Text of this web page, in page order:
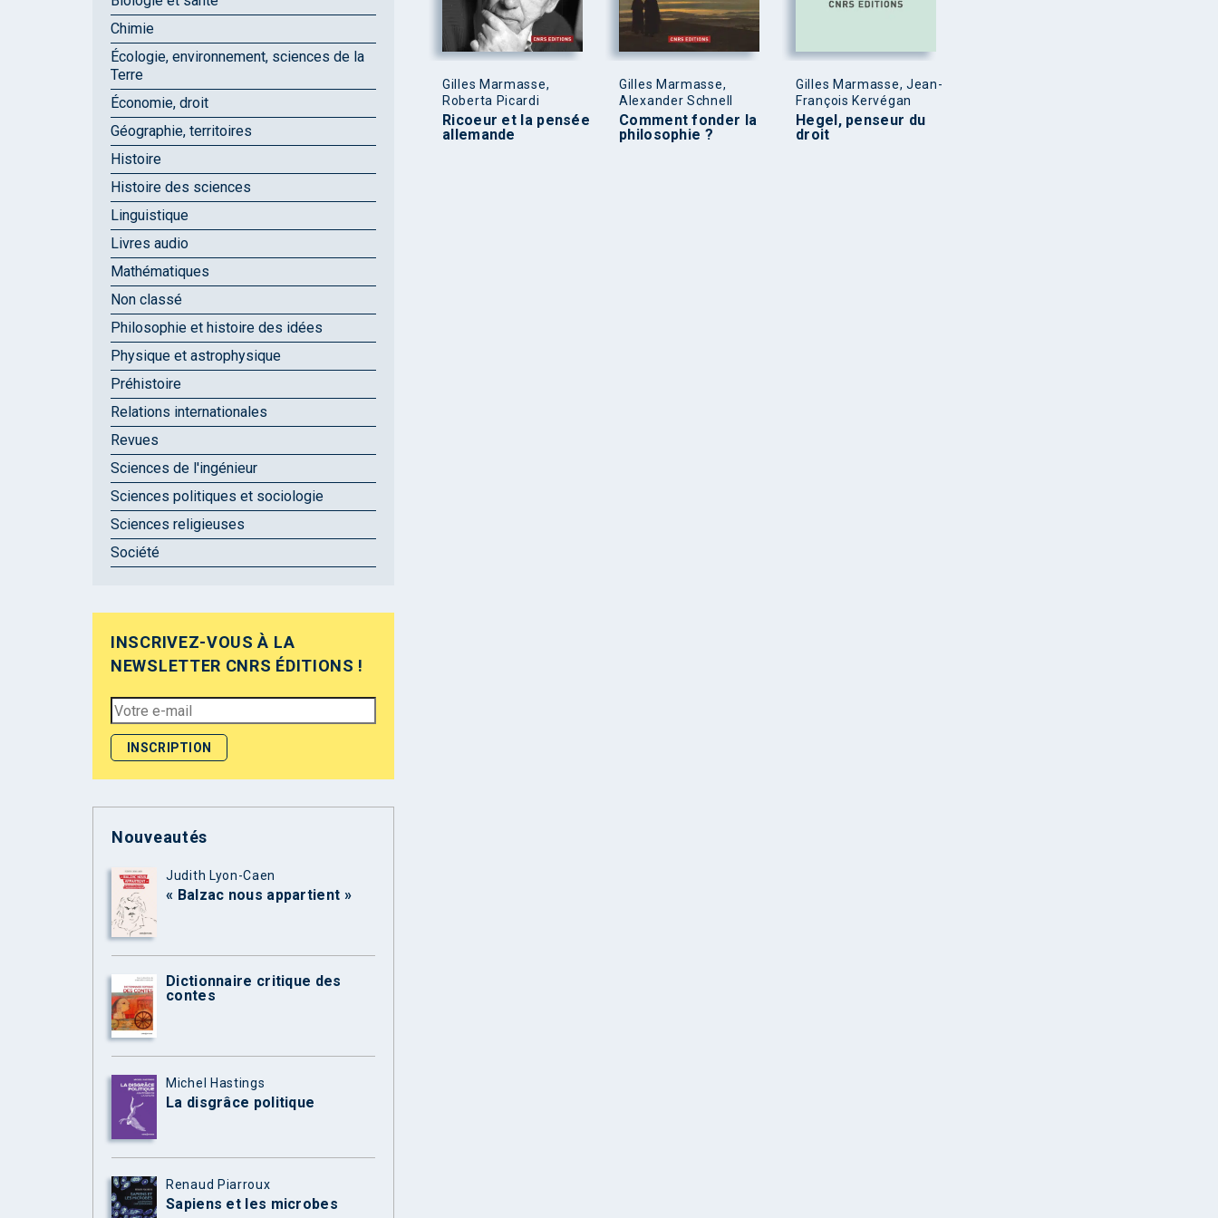
Gilles Marmasse,
Roberta Picardi
Ricoeur et la pensée
allemande
Gilles Marmasse,
Alexander Schnell
Comment fonder la
philosophie ?
Gilles Marmasse, Jean-
François Kervégan
Hegel, penseur du
droit
Chimie
Écologie, environnement, sciences de la
Terre
Économie, droit
Géographie, territoires
Histoire
Histoire des sciences
Linguistique
Livres audio
Mathématiques
Non classé
Philosophie et histoire des idées
Physique et astrophysique
Préhistoire
Relations internationales
Revues
Sciences de l'ingénieur
Sciences politiques et sociologie
Sciences religieuses
Société
INSCRIVEZ-VOUS À LA
NEWSLETTER CNRS ÉDITIONS !
Nouveautés
Judith Lyon-Caen
« Balzac nous appartient »
Dictionnaire critique des
contes
Michel Hastings
La disgrâce politique
Renaud Piarroux
Sapiens et les microbes